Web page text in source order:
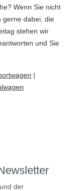
Wenn Sie nicht
gerne dabei, die
stehen wir
und Sie
|
und der